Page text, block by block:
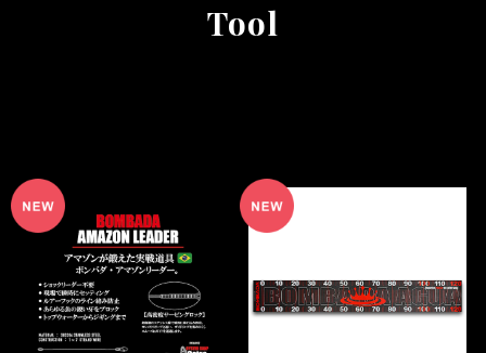
Tool